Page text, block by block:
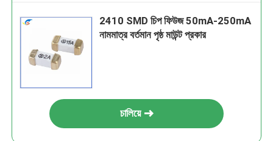
2410 SMD চিপ ফিউজ 50mA-250mA
নামমাত্র বর্তমান পৃষ্ঠ মাউন্ট প্রকার
চালিয়ে